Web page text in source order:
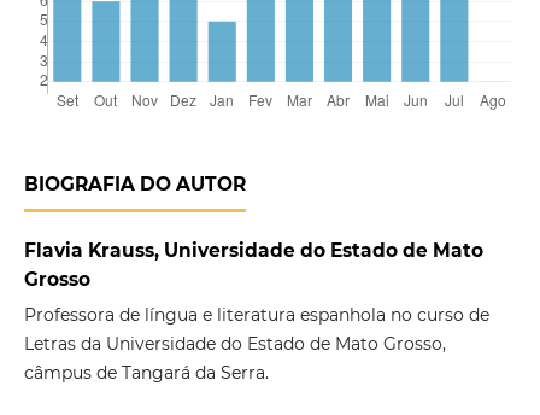
BIOGRAFIA DO AUTOR
Flavia Krauss, Universidade do Estado de Mato
Grosso
Professora de língua e literatura espanhola no curso de
Letras da Universidade do Estado de Mato Grosso,
câmpus de Tangará da Serra.